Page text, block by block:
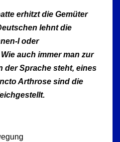
erhitzt die Gemüter
lehnt die
I oder
auch immer man zur
der Sprache steht, eines
Arthrose sind die